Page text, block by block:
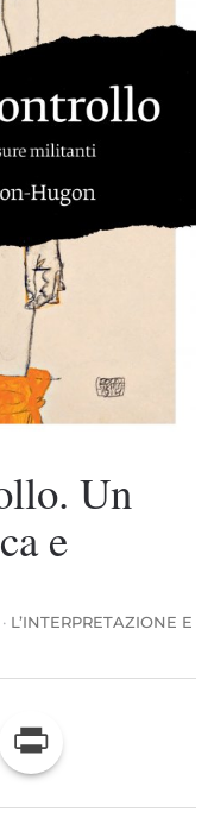
Un
e
· L’INTERPRETAZIONE E